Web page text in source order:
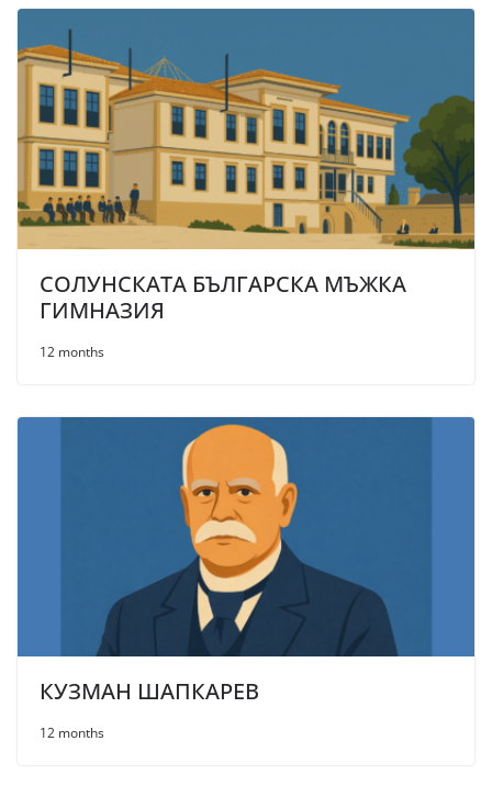
СОЛУНСКАТА БЪЛГАРСКА МЪЖКА
ГИМНАЗИЯ
12 months
КУЗМАН ШАПКАРЕВ
12 months